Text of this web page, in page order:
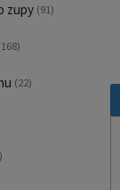
zupy (91)
(22)